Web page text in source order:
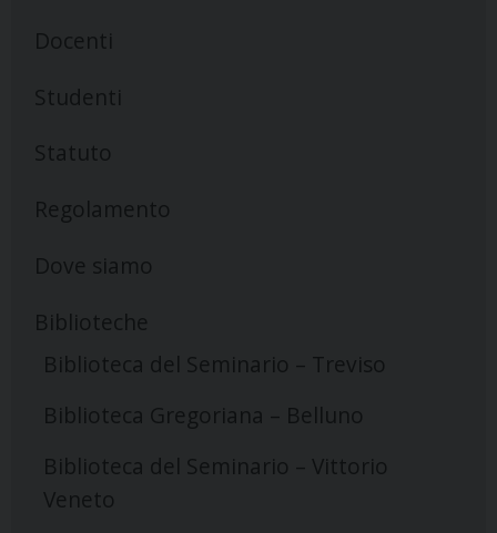
Docenti
Studenti
Statuto
Regolamento
Dove siamo
Biblioteche
Biblioteca del Seminario – Treviso
Biblioteca Gregoriana – Belluno
Biblioteca del Seminario – Vittorio
Veneto